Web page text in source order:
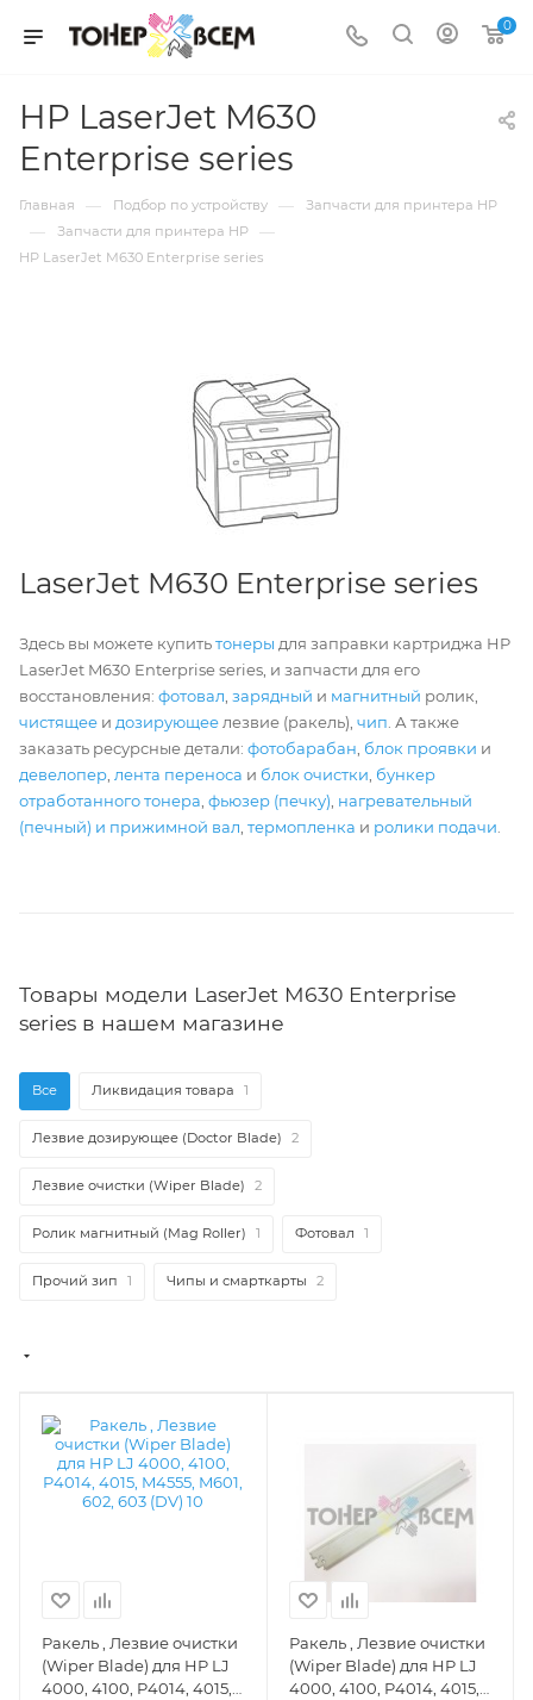
0
HP LaserJet M630
Enterprise series
Главная — Подбор по устройству — Запчасти для принтера HP
— Запчасти для принтера HP —
HP LaserJet M630 Enterprise series
LaserJet M630 Enterprise series
Здесь вы можете купитьтонеры для заправки картриджа HP
LaserJet M630 Enterprise series, и запчасти для его
восстановления: фотовал зарядный и магнитный ролик,
чистящее и дозирующее лезвие (ракель), чип . А также
заказать ресурсные детали: фотобарабан блок проявки и
девелопер лента переноса и блок очистки бункер
отработанного тонера фьюзер (печку) нагревательный
(печный) и прижимной вал термопленка и ролики подачи
Товары модели LaserJet M630 Enterprise
series в нашем магазине
Все Ликвидация товара 1
Лезвие дозирующее (Doctor Blade) 2
Лезвие очистки (Wiper Blade) 2
Ролик магнитный (Mag Roller) 1 Фотовал 1
Прочий зип 1 Чипы и смарткарты 2
Ракель , Лезвие очистки
(Wiper Blade) для HP LJ
4000, 4100, P4014, 4015,
Ракель , Лезвие очистки
(Wiper Blade) для HP LJ
4000, 4100, P4014, 4015,